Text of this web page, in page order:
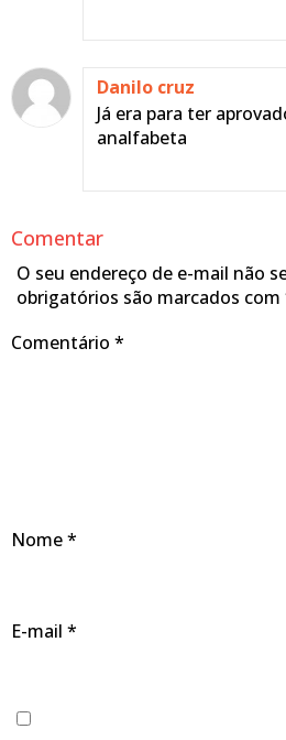
Danilo cruz
Já era para ter
analfabeta
Comentar
O seu endereço de e-mail não
obrigatórios são marcados com
Comentário *
Nome*
E-mail *